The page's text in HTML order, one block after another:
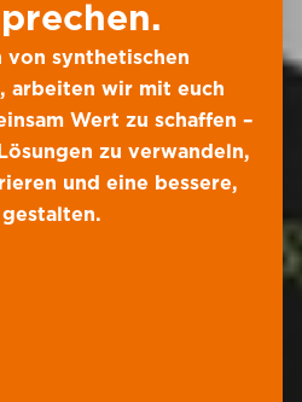
synthetischen
arbeiten wir mit euch
Wert zu schaffen –
zu verwandeln,
und eine bessere,